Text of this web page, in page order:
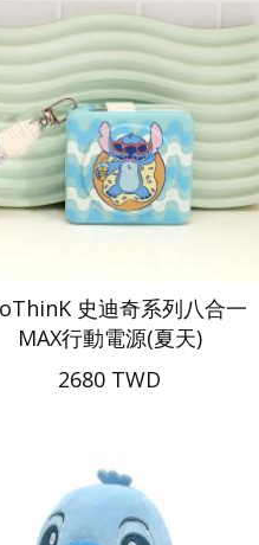
史迪奇系列八合一
MAX行動電源(夏天)
2680 TWD